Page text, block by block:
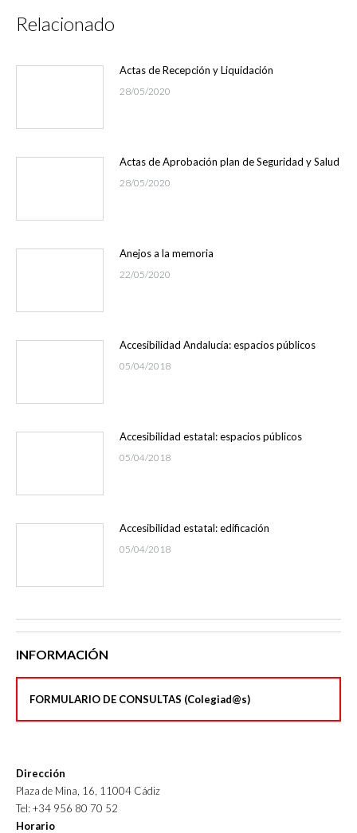
Relacionado
Actas de Recepción y Liquidación
28/05/2020
Actas de Aprobación plan de Seguridad y Salud
28/05/2020
Anejos a la memoria
22/05/2020
Accesibilidad Andalucía: espacios públicos
05/04/2018
Accesibilidad estatal: espacios públicos
05/04/2018
Accesibilidad estatal: edificación
05/04/2018
INFORMACIÓN
FORMULARIO DE CONSULTAS (Colegiad@s)
Dirección
Plaza de Mina, 16, 11004 Cádiz
Tel: +34 956 80 70 52
Horario